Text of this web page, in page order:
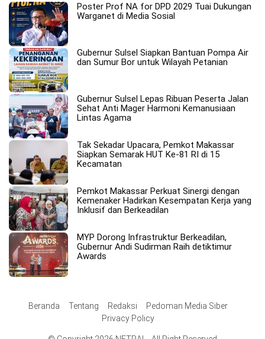
Poster Prof NA for DPD 2029 Tuai Dukungan
Warganet di Media Sosial
Gubernur Sulsel Siapkan Bantuan Pompa Air
dan Sumur Bor untuk Wilayah Petanian
Gubernur Sulsel Lepas Ribuan Peserta Jalan
Sehat Anti Mager Harmoni Kemanusiaan
Lintas Agama
Tak Sekadar Upacara, Pemkot Makassar
Siapkan Semarak HUT Ke-81 RI di 15
Kecamatan
Pemkot Makassar Perkuat Sinergi dengan
Kemenaker Hadirkan Kesempatan Kerja yang
Inklusif dan Berkeadilan
MYP Dorong Infrastruktur Berkeadilan,
Gubernur Andi Sudirman Raih detiktimur
Awards
Beranda Tentang Redaksi
Pedoman Media Siber
Privacy Policy